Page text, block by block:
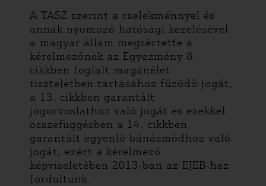
A TASZ szerint a cselekménnyel és
annak nyomozó hatósági kezelésével
a magyar állam megsértette a
kérelmezőnek az Egyezmény 8.
cikkben foglalt magánélet
tiszteletben tartásához fűződő jogát,
a 13. cikkben garantált
jogorvoslathoz való jogát és ezekkel
összefüggésben a 14. cikkben
garantált egyenlő bánásmódhoz való
jogát, ezért a kérelmező
képviseletében 2013-ban az EJEB-hez
fordultunk.